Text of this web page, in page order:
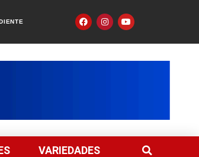
VARIEDADES